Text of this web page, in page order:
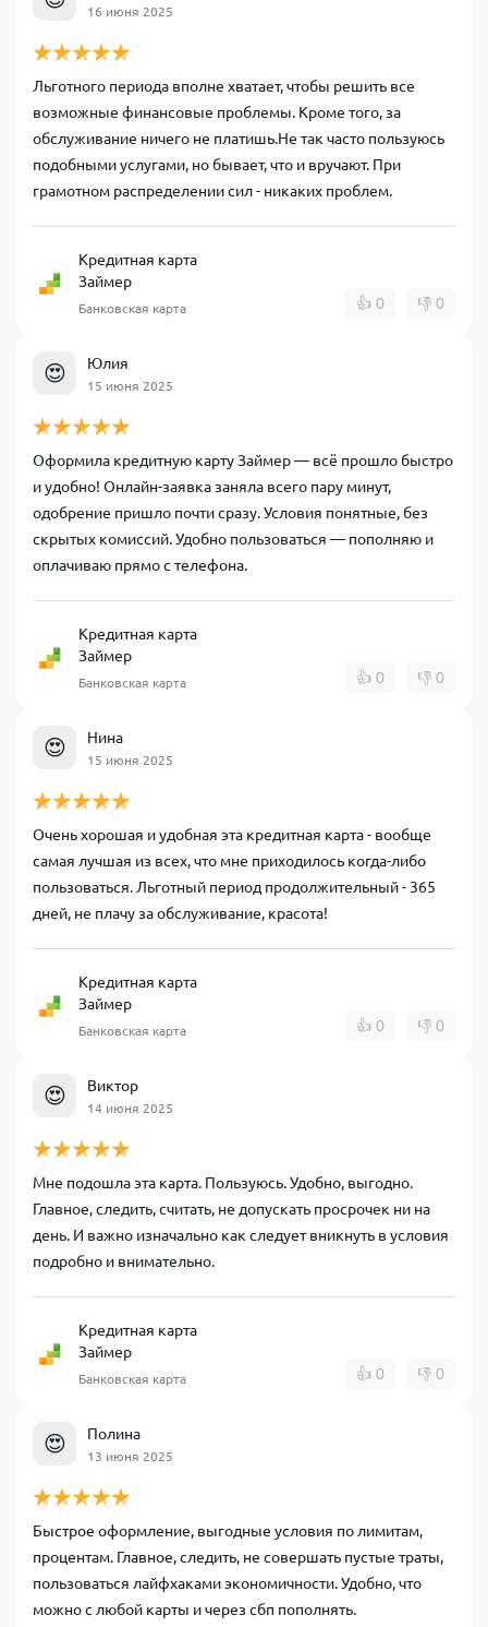
16 июня 2025
Льготного периода вполне хватает, чтобы решить все
возможные финансовые проблемы. Кроме того, за
обслуживание ничего не платишь.Не так часто пользуюсь
подобными услугами, но бывает, что и вручают. При
грамотном распределении сил - никаких проблем.
Кредитная карта
Займер
Банковская карта 👍 0 👎 0
😍 Юлия
15 июня 2025
Оформила кредитную карту Займер — всё прошло быстро
и удобно! Онлайн-заявка заняла всего пару минут,
одобрение пришло почти сразу. Условия понятные, без
скрытых комиссий. Удобно пользоваться — пополняю и
оплачиваю прямо с телефона.
Кредитная карта
Займер
Банковская карта 👍 0 👎 0
😍 Нина
15 июня 2025
Очень хорошая и удобная эта кредитная карта - вообще
самая лучшая из всех, что мне приходилось когда-либо
пользоваться. Льготный период продолжительный - 365
дней, не плачу за обслуживание, красота!
Кредитная карта
Займер
Банковская карта 👍 0 👎 0
😍 Виктор
14 июня 2025
Мне подошла эта карта. Пользуюсь. Удобно, выгодно.
Главное, следить, считать, не допускать просрочек ни на
день. И важно изначально как следует вникнуть в условия
подробно и внимательно.
Кредитная карта
Займер
Банковская карта 👍 0 👎 0
😍 Полина
13 июня 2025
Быстрое оформление, выгодные условия по лимитам,
процентам. Главное, следить, не совершать пустые траты,
пользоваться лайфхаками экономичности. Удобно, что
можно с любой карты и через сбп пополнять.